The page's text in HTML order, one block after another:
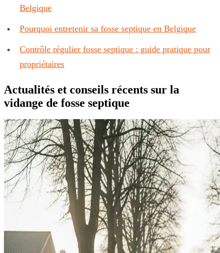
Belgique
Pourquoi entretenir sa fosse septique en Belgique
Contrôle régulier fosse septique : guide pratique pour
propriétaires
Actualités et conseils récents sur la
vidange de fosse septique